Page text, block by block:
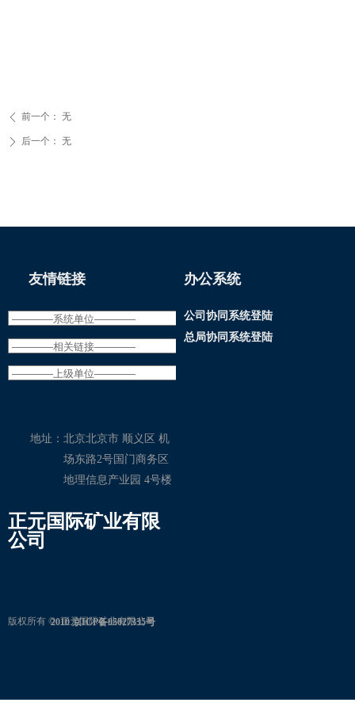
ꄴ 前一个： 无
ꄲ 后一个： 无
正元国际矿业有限
公司
版权所有 © 正元国际矿业有限公司
地址： 北京北京市 顺义区 机
场东路2号国门商务区
地理信息产业园 4号楼
友情链接 办公系统
公司协同系统登陆
总局协同系统登陆
2010 京ICP备05027335号